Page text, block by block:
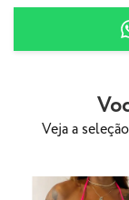
90% Poliamida
10% Elastano
Veja a